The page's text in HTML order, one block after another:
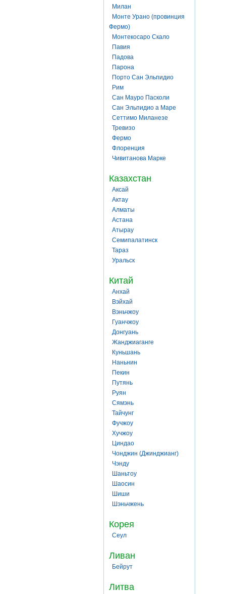
Милан
Монте Урано (провинция
Фермо)
Монтекосаро Скало
Павия
Падова
Парона
Порто Сан Эльпидио
Рим
Сан Мауро Пасколи
Сан Эльпидио а Маре
Сеттимо Миланезе
Тревизо
Фермо
Флоренция
Чивитанова Марке
Казахстан
Аксай
Актау
Алматы
Астана
Атырау
Семипалатинск
Тараз
Уральск
Китай
Анхай
Вэйхай
Вэньчжоу
Гуанчжоу
Донгуань
Жанджиаганге
Куньшань
Наньнин
Пекин
Путянь
Руян
Сямэнь
Тайчунг
Фучжоу
Хучжоу
Циндао
Чонджин (Джинджианг)
Чэнду
Шаньтоу
Шаосин
Шиши
Шэньчжень
Корея
Сеул
Ливан
Бейрут
Литва